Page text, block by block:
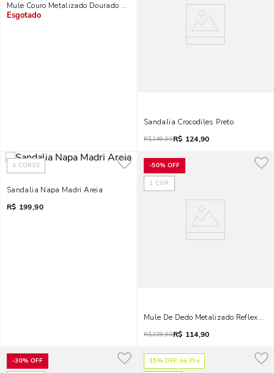
Mule Couro Metalizado Dourado Salto Alto Fino
Indisponível
Sandalia Crocodiles Preto
R$249,90R$ 124,90
4 CORES
Sandalia Napa Madri Areia
R$ 199,90
-50% OFF
1 COR
Mule De Dedo Metalizado Reflexo
R$229,90R$ 114,90
-30% OFF 15% OFF no Pix